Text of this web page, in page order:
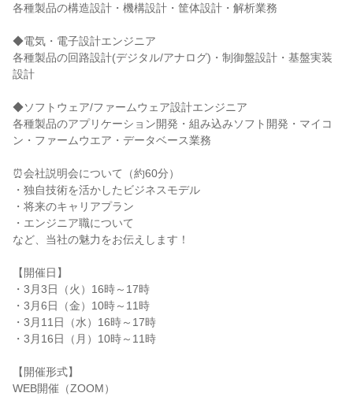
各種製品の構造設計・機構設計・筐体設計・解析業務
◆電気・電子設計エンジニア
各種製品の回路設計(デジタル/アナログ)・制御盤設計・基盤実装
設計
◆ソフトウェア/ファームウェア設計エンジニア
各種製品のアプリケーション開発・組み込みソフト開発・マイコ
ン・ファームウエア・データベース業務
⏰会社説明会について（約60分）
・独自技術を活かしたビジネスモデル
・将来のキャリアプラン
・エンジニア職について
など、当社の魅力をお伝えします！
【開催日】
・3月3日（火）16時～17時
・3月6日（金）10時～11時
・3月11日（水）16時～17時
・3月16日（月）10時～11時
【開催形式】
WEB開催（ZOOM）